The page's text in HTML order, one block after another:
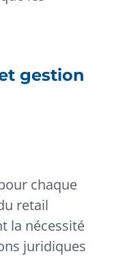
gestion
chaque
retail
la nécessité
juridiques